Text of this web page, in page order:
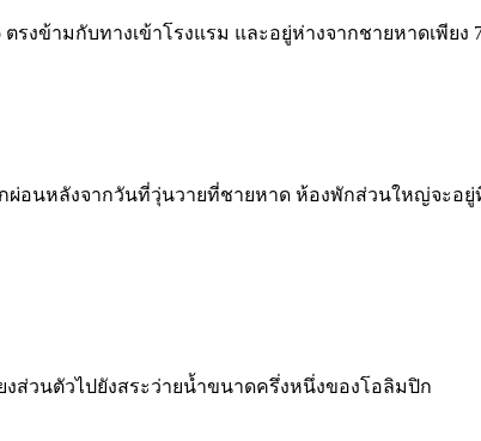
รงข้ามกับทางเข้าโรงแรม และอยู่ห่างจากชายหาดเพียง
ผ่อนหลังจากวันที่วุ่นวายที่ชายหาด ห้องพักส่วนใหญ่จะ
งส่วนตัวไปยังสระว่ายน้ำขนาดครึ่งหนึ่งของโอลิมปิก